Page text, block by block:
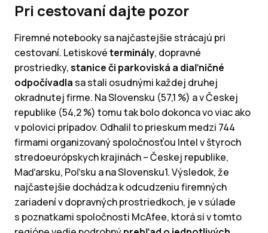
Pri cestovaní dajte pozor
Firemné notebooky sa najčastejšie strácajú pri
cestovaní. Letiskovéterminály, dopravné
prostriedky,stanice či parkoviská a diaľničné
odpočívadla sa stali osudnými každej druhej
okradnutej firme. Na Slovensku (57,1 %) a v Českej
republike (54,2 %) tomu tak bolo dokonca vo viac ako
v polovici prípadov. Odhalil to prieskum medzi 744
firmami organizovaný spoločnosťou Intel v štyroch
stredoeurópskych krajinách – Českej republike,
Maďarsku, Poľsku a na Slovensku1. Výsledok, že
najčastejšie dochádza k odcudzeniu firemných
zariadení v dopravných prostriedkoch, je v súlade
s poznatkami spoločnosti McAfee, ktorá si v tomto